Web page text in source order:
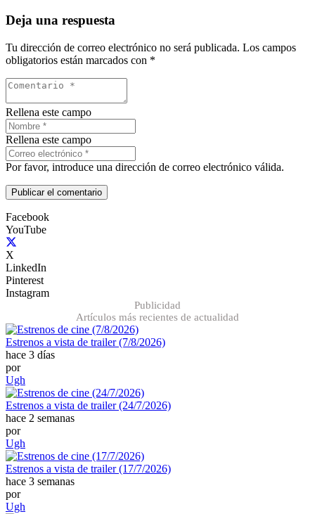
Deja una respuesta
Tu dirección de correo electrónico no será publicada. Los campos
obligatorios están marcados con *
Rellena este campo
Rellena este campo
Por favor, introduce una dirección de correo electrónico válida.
Publicar el comentario
Facebook
YouTube
X
LinkedIn
Pinterest
Instagram
Publicidad
Artículos más recientes de actualidad
Estrenos a vista de trailer (7/8/2026)
hace 3 días
por
Ugh
Estrenos a vista de trailer (24/7/2026)
hace 2 semanas
por
Ugh
Estrenos a vista de trailer (17/7/2026)
hace 3 semanas
por
Ugh